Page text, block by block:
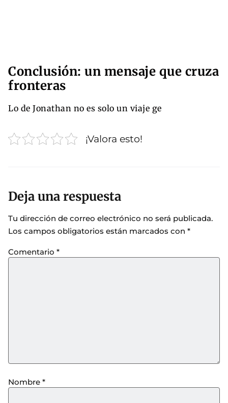
Conclusión: un mensaje que cruza
fronteras
Lo de Jonathan no es solo un viaje ge
¡Valora esto!
Deja una respuesta
Tu dirección de correo electrónico no será publicada.
Los campos obligatorios están marcados con *
Comentario *
Nombre *